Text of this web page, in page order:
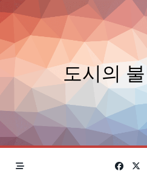
Skip
to
content
도시의